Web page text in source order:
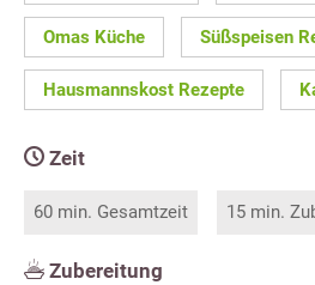
Omas Küche Süßspeisen
Hausmannskost Rezepte
Zeit
60 min. Gesamtzeit 15 min.
Zubereitung